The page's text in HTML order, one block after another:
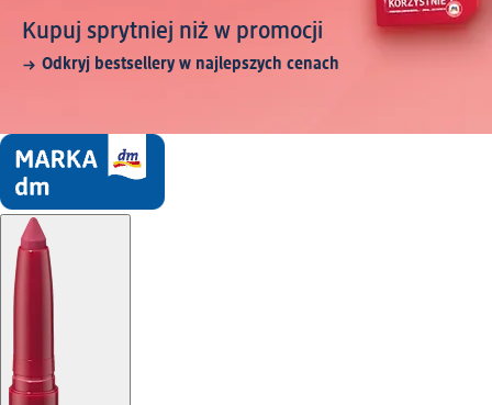
Kupuj sprytniej niż w promocji
Odkryj bestsellery w najlepszych cenach